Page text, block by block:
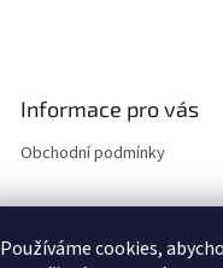
Používáme cookies,
Informace pro vás
Obchodní podmínky